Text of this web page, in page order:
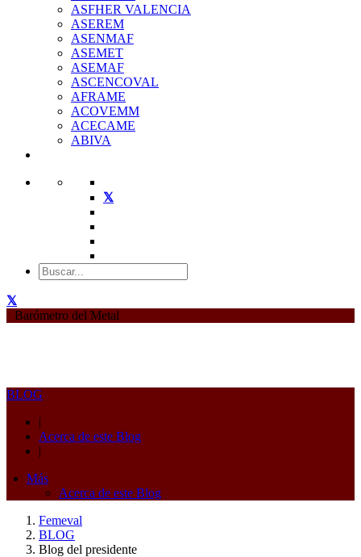
ASFHER VALENCIA
ASEREM
ASENMAF
ASEMET
ASEMAF
ASCENCOVAL
AFRAME
ACOVEMM
ACECAME
ABIVA
Barómetro del Metal
BLOG
|
Acerca de este Blog
|
Más
Acerca de este Blog
Femeval
BLOG
Blog del presidente